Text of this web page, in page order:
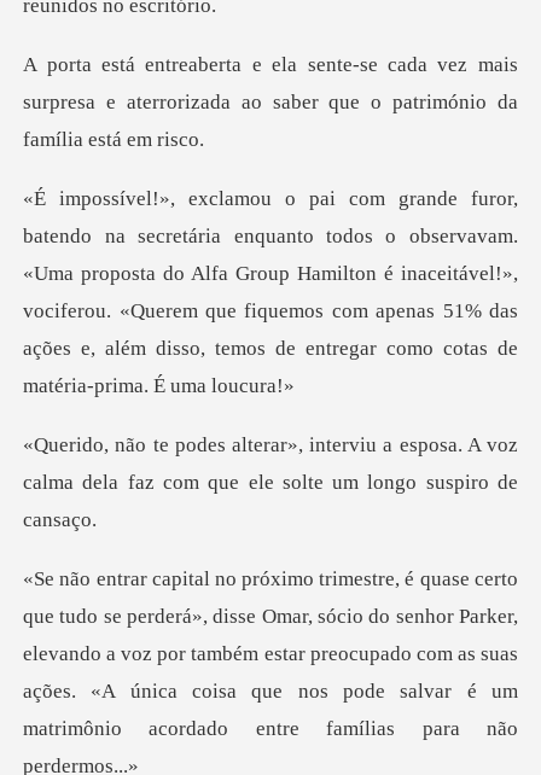
a vez mais
surpresa e aterrorizada ao saber
vam.
«Uma proposta do Alfa Group Hamilton é inaceitável!»,
vociferou. «Querem que fiquemos com a
iu a esposa. A voz
calma dela faz com q
sócio do senhor Parker,
elevando a voz por também estar preocupado com as suas
ações. «A ún